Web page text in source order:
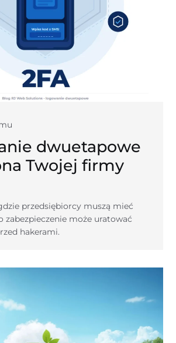
dwuetapowe
Twojej firmy
przedsiębiorcy muszą mieć
zabezpieczenie może uratować
hakerami.